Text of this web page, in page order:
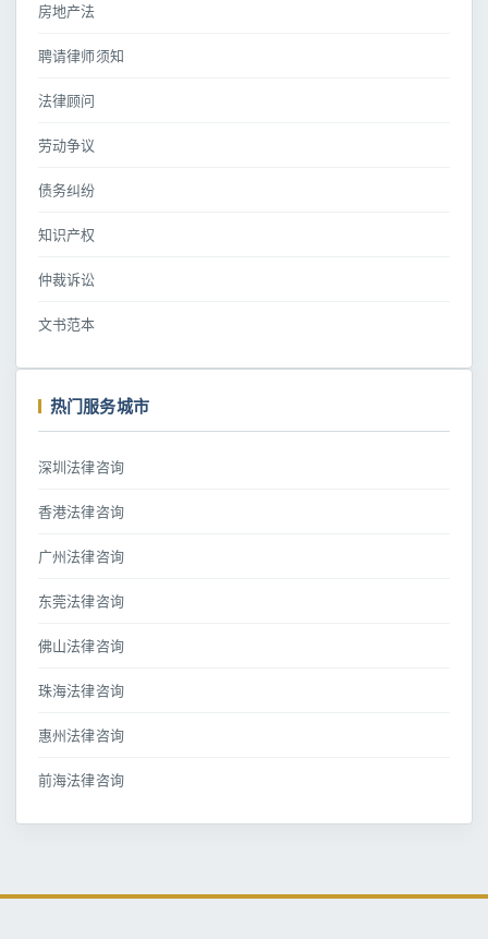
房地产法
聘请律师须知
法律顾问
劳动争议
债务纠纷
知识产权
仲裁诉讼
文书范本
热门服务城市
深圳法律咨询
香港法律咨询
广州法律咨询
东莞法律咨询
佛山法律咨询
珠海法律咨询
惠州法律咨询
前海法律咨询